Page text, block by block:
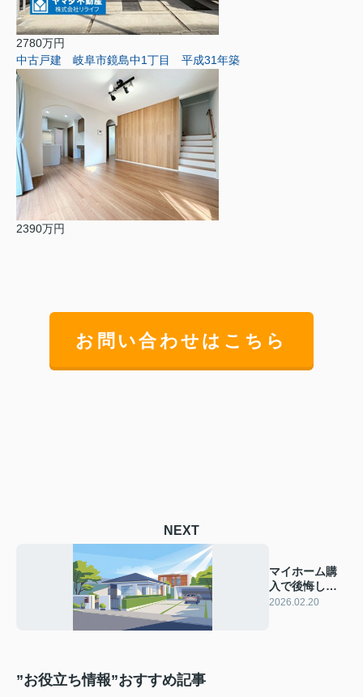
2780万円
中古戸建 岐阜市鏡島中1丁目 平成31年築
2390万円
お問い合わせはこちら
NEXT
マイホーム購
入で後悔しな
い方法は？家
2026.02.20
”お役立ち情報”おすすめ記事